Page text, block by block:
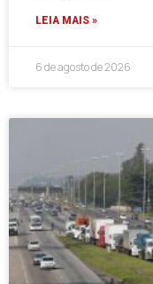
LEIA MAIS »
6 de agosto de 2026